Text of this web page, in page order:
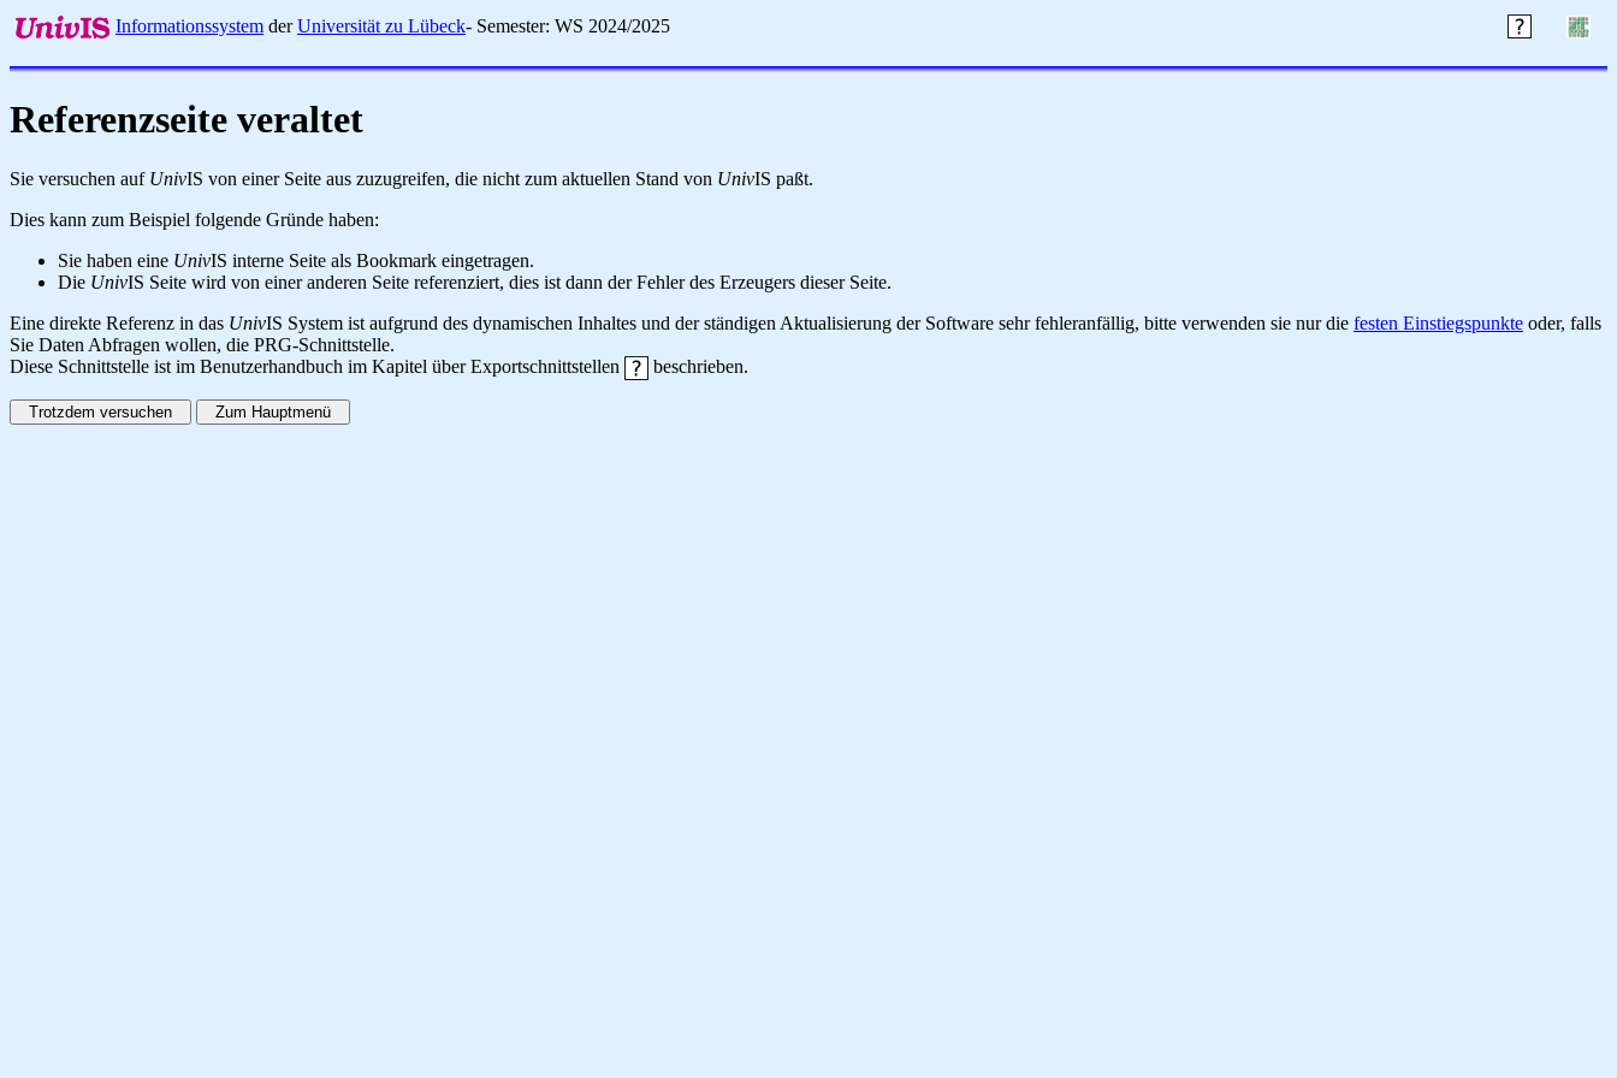
Informationssystem derUniversität zu Lübeck- Semester: WS 2024/2025
Referenzseite veraltet
Sie versuchen auf UnivIS von einer Seite aus zuzugreifen, die nicht zum aktuellen Stand von UnivIS paßt.
Dies kann zum Beispiel folgende Gründe haben:
Sie haben eine UnivIS interne Seite als Bookmark eingetragen.
Die UnivIS Seite wird von einer anderen Seite referenziert, dies ist dann der Fehler des Erzeugers dieser Seite.
Eine direkte Referenz in das UnivIS System ist aufgrund des dynamischen Inhaltes und der ständigen Aktualisierung der Software sehr fehleranfällig, bitte verwenden sie nur die festen Einstiegspunkte oder, falls
Sie Daten Abfragen wollen, die PRG-Schnittstelle.
Diese Schnittstelle ist im Benutzerhandbuch im Kapitel über Exportschnittstellen
beschrieben.